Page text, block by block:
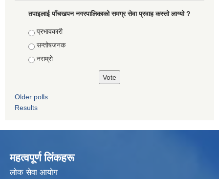
तपाइलाई पाँचखपन नगरपालिकाको समग्र सेवा प्रवाह कस्तो लाग्यो ?
Choices
प्रभावकारी
सन्तोषजनक
नराम्राे
Older polls
Results
महत्वपूर्ण लिंकहरू
लाेक सेवा आयाेग